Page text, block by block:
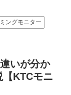
ングモニター
いが分か
【KTCモニ